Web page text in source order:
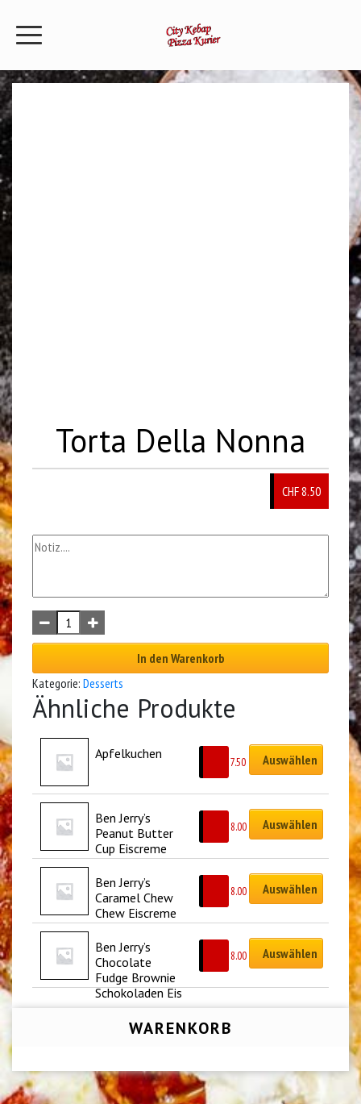
Torta Della Nonna
CHF 8.50
In den Warenkorb
Kategorie: Desserts
Ähnliche Produkte
Apfelkuchen
7.50 Auswählen
Ben Jerry’s
Peanut Butter
Cup Eiscreme
8.00 Auswählen
Ben Jerry’s
Caramel Chew
Chew Eiscreme
8.00 Auswählen
Ben Jerry’s
Chocolate
Fudge Brownie
Schokoladen Eis
8.00 Auswählen
WARENKORB